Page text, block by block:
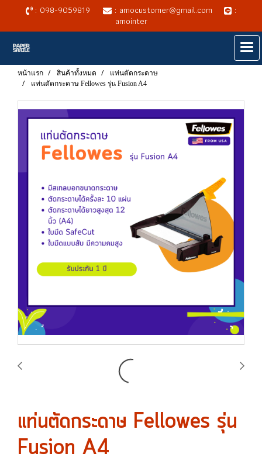
: 098-9059819 : amocustomer@gmail.com :
amointer
หน้าแรก สินค้าทั้งหมด
แท่นตัดกระดาษ
แท่นตัดกระดาษ Fellowes รุ่น Fusion A4
แท่นตัดกระดาษ Fellowes รุ่น
Fusion A4